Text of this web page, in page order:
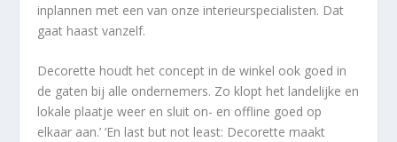
inplannen met een van onze interieurspecialisten. Dat
gaat haast vanzelf.
Decorette houdt het concept in de winkel ook goed in
de gaten bij alle ondernemers. Zo klopt het landelijke en
lokale plaatje weer en sluit on- en offline goed op
elkaar aan.’ ‘En last but not least: Decorette maakt